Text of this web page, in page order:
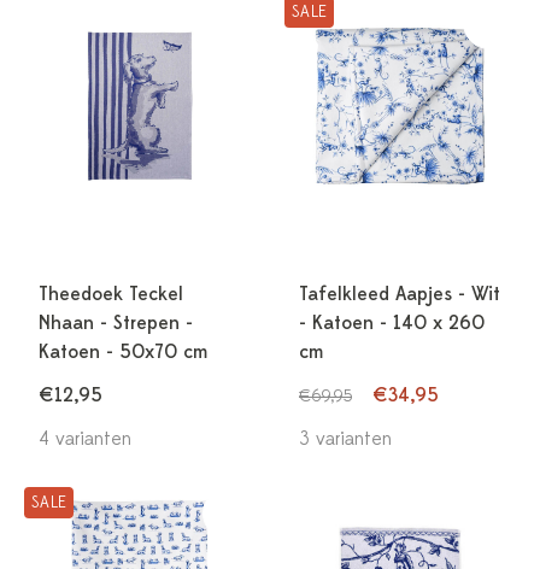
Theedoek Teckel
Nhaan - Strepen -
Katoen - 50x70 cm
€12,95
4 varianten
SALE
Tafelkleed Aapjes - Wit
- Katoen - 140 x 260
cm
€69,95
€34,95
3 varianten
SALE